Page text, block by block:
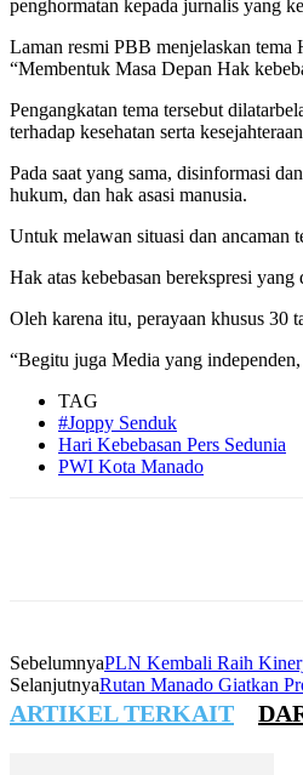
penghormatan kepada jurnalis yang
Laman resmi PBB menjelaskan tema
“Membentuk Masa Depan Hak
Pengangkatan tema tersebut
terhadap kesehatan serta
Pada saat yang sama, disinformasi
hukum, dan hak asasi manusia.
Untuk melawan situasi dan ancaman
Hak atas kebebasan berekspresi
Oleh karena itu, perayaan khusus 30
“Begitu juga Media yang
TAG
#Joppy Senduk
Hari Kebebasan Pers Sedunia
PWI Kota Manado
SebelumnyaPLN Kembali Raih
SelanjutnyaRutan Manado Giatkan
ARTIKEL TERKAIT